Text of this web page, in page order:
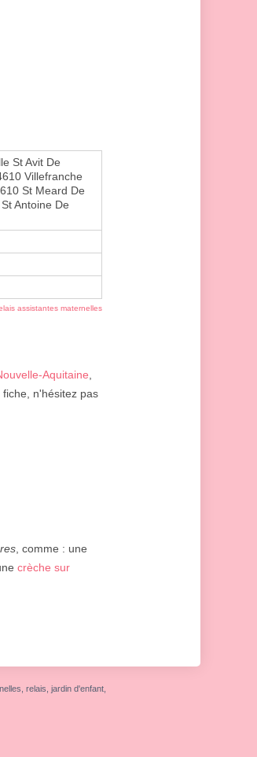
St Avit De
Villefranche
St Meard De
Antoine De
assistantes maternelles
Aquitaine
fiche, n'hésitez pas
, comme : une
crèche sur
relais, jardin d'enfant,